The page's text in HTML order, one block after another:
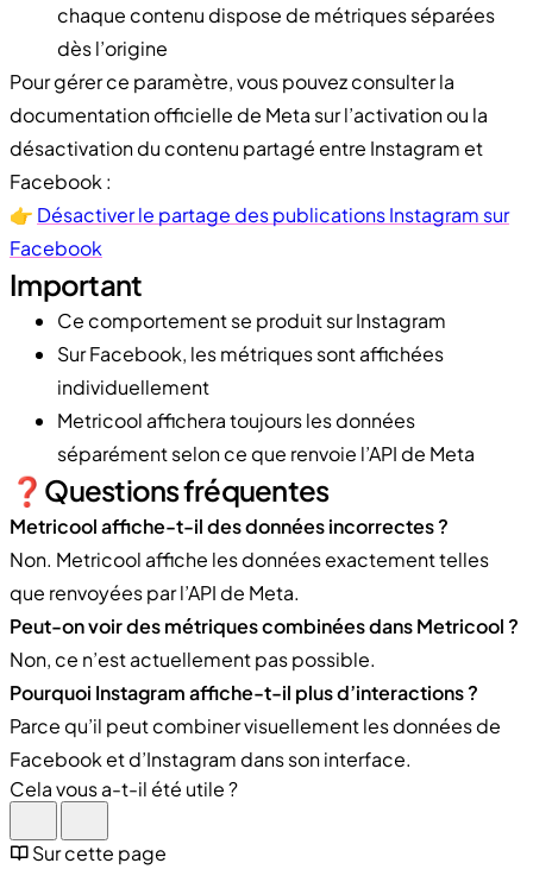
chaque contenu dispose de métriques séparées
dès l’origine
Pour gérer ce paramètre, vous pouvez consulter la
documentation officielle de Meta sur l’activation ou la
désactivation du contenu partagé entre Instagram et
Facebook :
👉 Désactiver le partage des publications Instagram sur
Facebook
Important
Ce comportement se produit sur Instagram
Sur Facebook, les métriques sont affichées
individuellement
Metricool affichera toujours les données
séparément selon ce que renvoie l’API de Meta
❓Questions fréquentes
Metricool affiche-t-il des données incorrectes ?
Non. Metricool affiche les données exactement telles
que renvoyées par l’API de Meta.
Peut-on voir des métriques combinées dans Metricool ?
Non, ce n’est actuellement pas possible.
Pourquoi Instagram affiche-t-il plus d’interactions ?
Parce qu’il peut combiner visuellement les données de
Facebook et d’Instagram dans son interface.
Cela vous a-t-il été utile ?
Sur cette page